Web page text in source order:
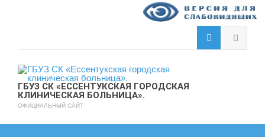
ГБУЗ СК «ЕССЕНТУКСКАЯ ГОРОДСКАЯ
КЛИНИЧЕСКАЯ БОЛЬНИЦА».
ОФИЦИАЛЬНЫЙ САЙТ